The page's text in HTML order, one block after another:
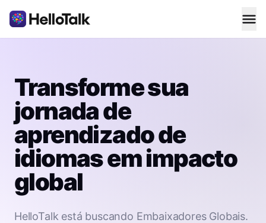
Transforme sua
jornada de
aprendizado de
idiomas em impacto
global
HelloTalk está buscando Embaixadores Globais.